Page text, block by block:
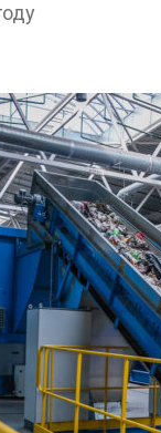
каналами
воду
2026
может
Авг 7, 2026
объектов